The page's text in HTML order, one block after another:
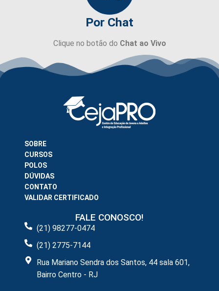
Por Chat
Clique no botão do Chat ao Vivo
SOBRE
CURSOS
POLOS
DÚVIDAS
CONTATO
VALIDAR CERTIFICADO
FALE CONOSCO!
(21) 98277-0474
(21) 2775-7144
Rua Mariano Sendra dos Santos, 44 sala 601,
Bairro Centro - RJ